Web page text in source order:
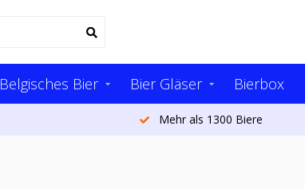
Belgisches Bier Bier Gläser Bierbox
Mehr als 1300 Biere